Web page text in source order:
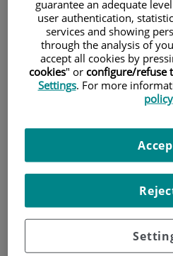
Coneguts també com a
tumors benignes no cancerosos.
dones en edat fèrtil i es calcula
d'aquestes en desenvoluparà
Estan formats per cèl·lules
guarantee an adequate
user authentication,
services and showing
through the analysis of
accept all cookies by
cookies" or configure/refuse
Settings. For more
policy